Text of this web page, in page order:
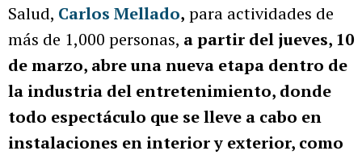
Salud, Carlos Mellado, para actividades de
más de 1,000 personas, a partir del jueves, 10
de marzo, abre una nueva etapa dentro de
la industria del entretenimiento, donde
todo espectáculo que se lleve a cabo en
instalaciones en interior y exterior, como